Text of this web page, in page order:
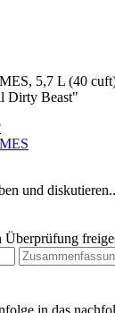
5,7 L (40
Dirty Beast"
und
in das